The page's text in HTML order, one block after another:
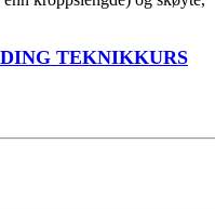
TEKNIKKURS